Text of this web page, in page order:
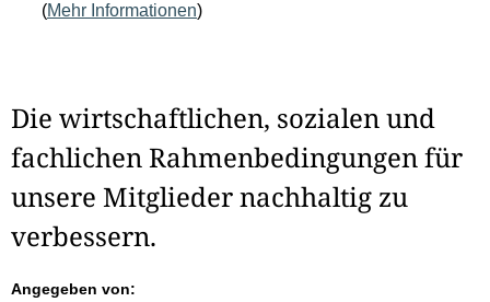
(Mehr Informationen)
Die wirtschaftlichen, sozialen und
fachlichen Rahmenbedingungen für
unsere Mitglieder nachhaltig zu
verbessern.
Angegeben von: